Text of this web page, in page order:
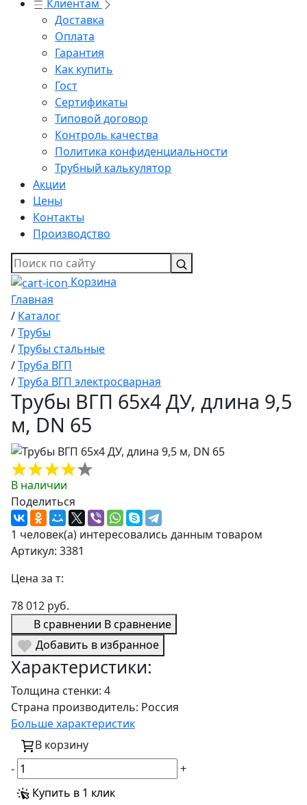
Клиентам
Доставка
Оплата
Гарантия
Как купить
Гост
Сертификаты
Типовой договор
Контроль качества
Политика конфиденциальности
Трубный калькулятор
Акции
Цены
Контакты
Производство
Корзина
Главная
/ Каталог
/Трубы
/Трубы стальные
/Труба ВГП
/Труба ВГП электросварная
Трубы ВГП 65х4 ДУ, длина 9,5
м, DN 65
В наличии
Поделиться
1 человек(а) интересовались данным товаром
Артикул: 3381
Цена за т:
78 012 руб.
В сравнении В сравнение
Добавить в избранное
Характеристики:
Толщина стенки: 4
Страна производитель: Россия
Больше характеристик
В корзину
-
+
Купить в 1 клик